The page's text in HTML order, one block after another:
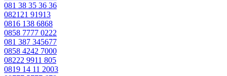
081 38 35 36 36
082121 91913
0816 138 6868
0858 7777 0222
081 387 345677
0858 4242 7000
08222 9911 805
0819 14 11 2003